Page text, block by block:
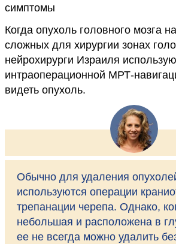
симптомы
Когда опухоль головного мозга
сложных для хирургии зонах
нейрохирурги Израиля
интраоперационной МРТ-
видеть опухоль.
Обычно для удаления
используются операции
трепанации черепа. Однако,
небольшая и расположена в
ее не всегда можно удалить